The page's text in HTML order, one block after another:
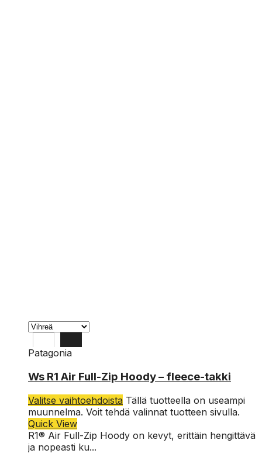
L
S
Patagonia
Ws R1 Air Full-Zip Hoody – fleece-takki
Valitse vaihtoehdoista Tällä tuotteella on useampi
muunnelma. Voit tehdä valinnat tuotteen sivulla.
Quick View
R1® Air Full-Zip Hoody on kevyt, erittäin hengittävä
ja nopeasti ku...